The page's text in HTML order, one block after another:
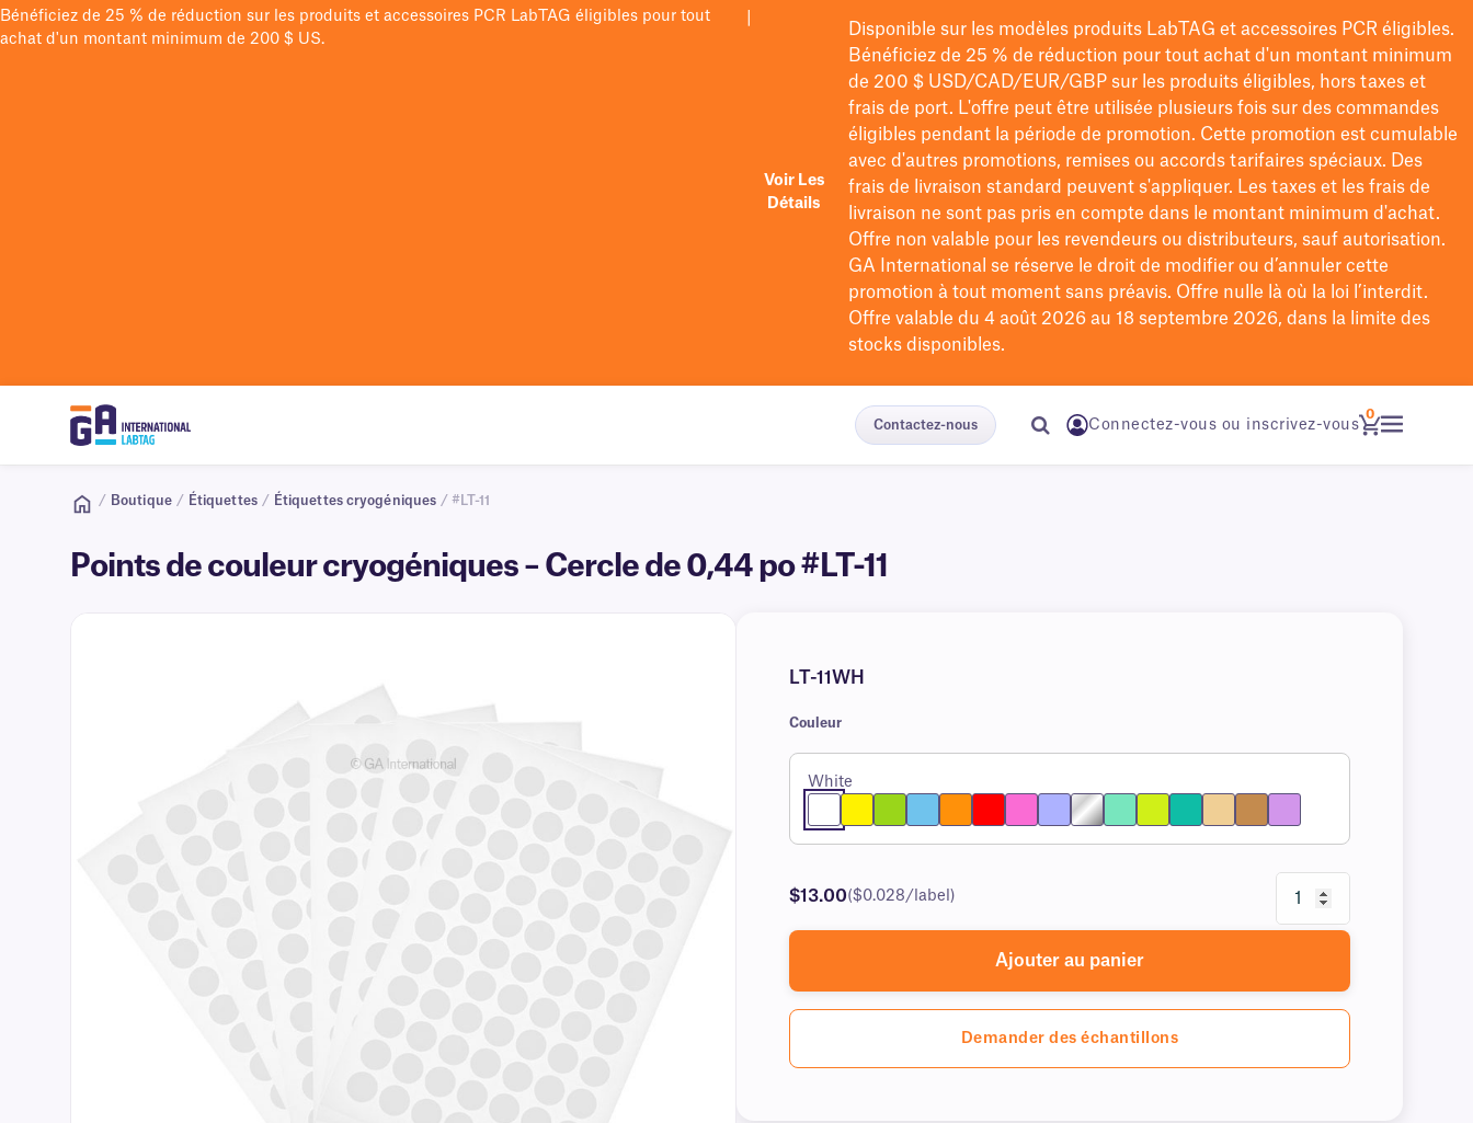
Bénéficiez de 25 % de réduction sur les produits et accessoires PCR LabTAG éligibles pour tout
achat d'un montant minimum de 200 $ US.
Voir Les
Détails
Disponible sur les modèles produits LabTAG et accessoires PCR éligibles.
Bénéficiez de 25 % de réduction pour tout achat d'un montant minimum
de 200 $USD/CAD/EUR/GBPsur les produits éligibles, hors taxes et
frais de port. L'offre peut être utilisée plusieurs fois sur des commandes
éligibles pendant la période de promotion. Cette promotion est cumulable
avec d'autres promotions, remises ou accords tarifaires spéciaux. Des
frais de livraison standard peuvent s'appliquer. Les taxes et les frais de
livraison ne sont pas pris en compte dans le montant minimum d'achat.
Offre non valable pour les revendeurs ou distributeurs, sauf autorisation.
GA International se réserve le droit de modifierou d’annuler cette
promotion à tout moment sans préavis. Offre nulle là où la loi l’interdit.
Offre valable du 4 août 2026 au 18 septembre 2026, dans la limite des
stocks disponibles.
Contactez-nous Connectez-vous ou inscrivez-vous
0
/ Boutique / Étiquettes / Étiquettes cryogéniques / #LT-11
Points de couleur cryogéniques – Cercle de 0,44 po #LT-11
LT-11WH
Couleur
White
$13.00($0.028/label)
Ajouter au panier
Demander des échantillons